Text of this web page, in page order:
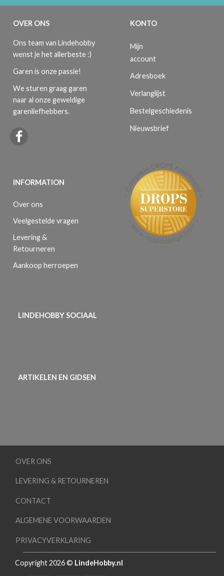
OVER ONS
Ons team van Lindehobby
wenst je het allerbeste :)
Garen is onze passie!
We sturen graag garen
naar al onze geweldige
garenliefhebbers.
INFORMATION
Over ons
Veelgestelde vragen
Levering &
Retourneren
Aankoop herroepen
KONTO
Mijn
account
Adresboek
Verlanglijst
Bestelgeschiedenis
Nieuwsbrief
LINDEHOBBY SOCIAAL
ARTIKELEN EN GIDSEN
OVER ONS
LEVERING & RETOURNEREN
CONTACT
ALGEMENE VOORWAARDEN
PRIVACYVERKLARING
Copyright 2026 © LindeHobby.nl